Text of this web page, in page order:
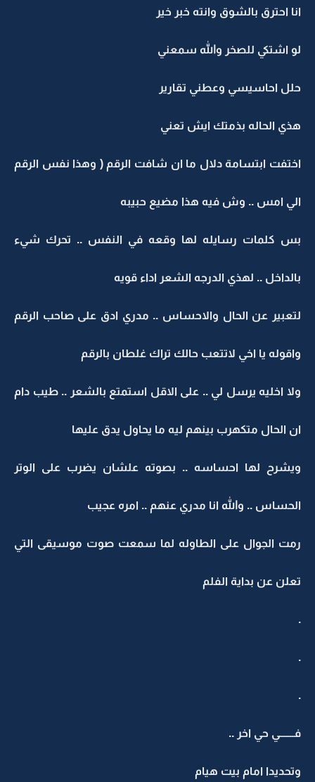
انا احترق بالشوق وانته خبر خير
لو اشتكي للصخر والله سمعني
حلل احاسيسي وعطني تقارير
هذي الحاله بذمتك ايش تعني
اختفت ابتسامة دلال ما ان شافت الرقم ( وهذا نفس الرقم
الي امس .. وش فيه هذا مضيع حبيبه
بس كلمات رسايله لها وقعه في النفس .. تحرك شيء
بالداخل .. لهذي الدرجه الشعر اداء قويه
لتعبير عن الحال والاحساس .. مدري ادق على صاحب الرقم
واقوله يا اخي لاتتعب حالك تراك غلطان بالرقم
ولا اخليه يرسل لي .. على الاقل استمتع بالشعر .. طيب دام
ان الحال متكهرب بينهم ليه ما يحاول يدق عليها
ويشرح لها احساسه .. بصوته علشان يضرب على الوتر
الحساس .. والله انا مدري عنهم .. امره عجيب
رمت الجوال على الطاوله لما سمعت صوت موسيقى التي
تعلن عن بداية الفلم
.
.
.
فـــــــي حي اخر ..
وتحديدا امام بيت هيام